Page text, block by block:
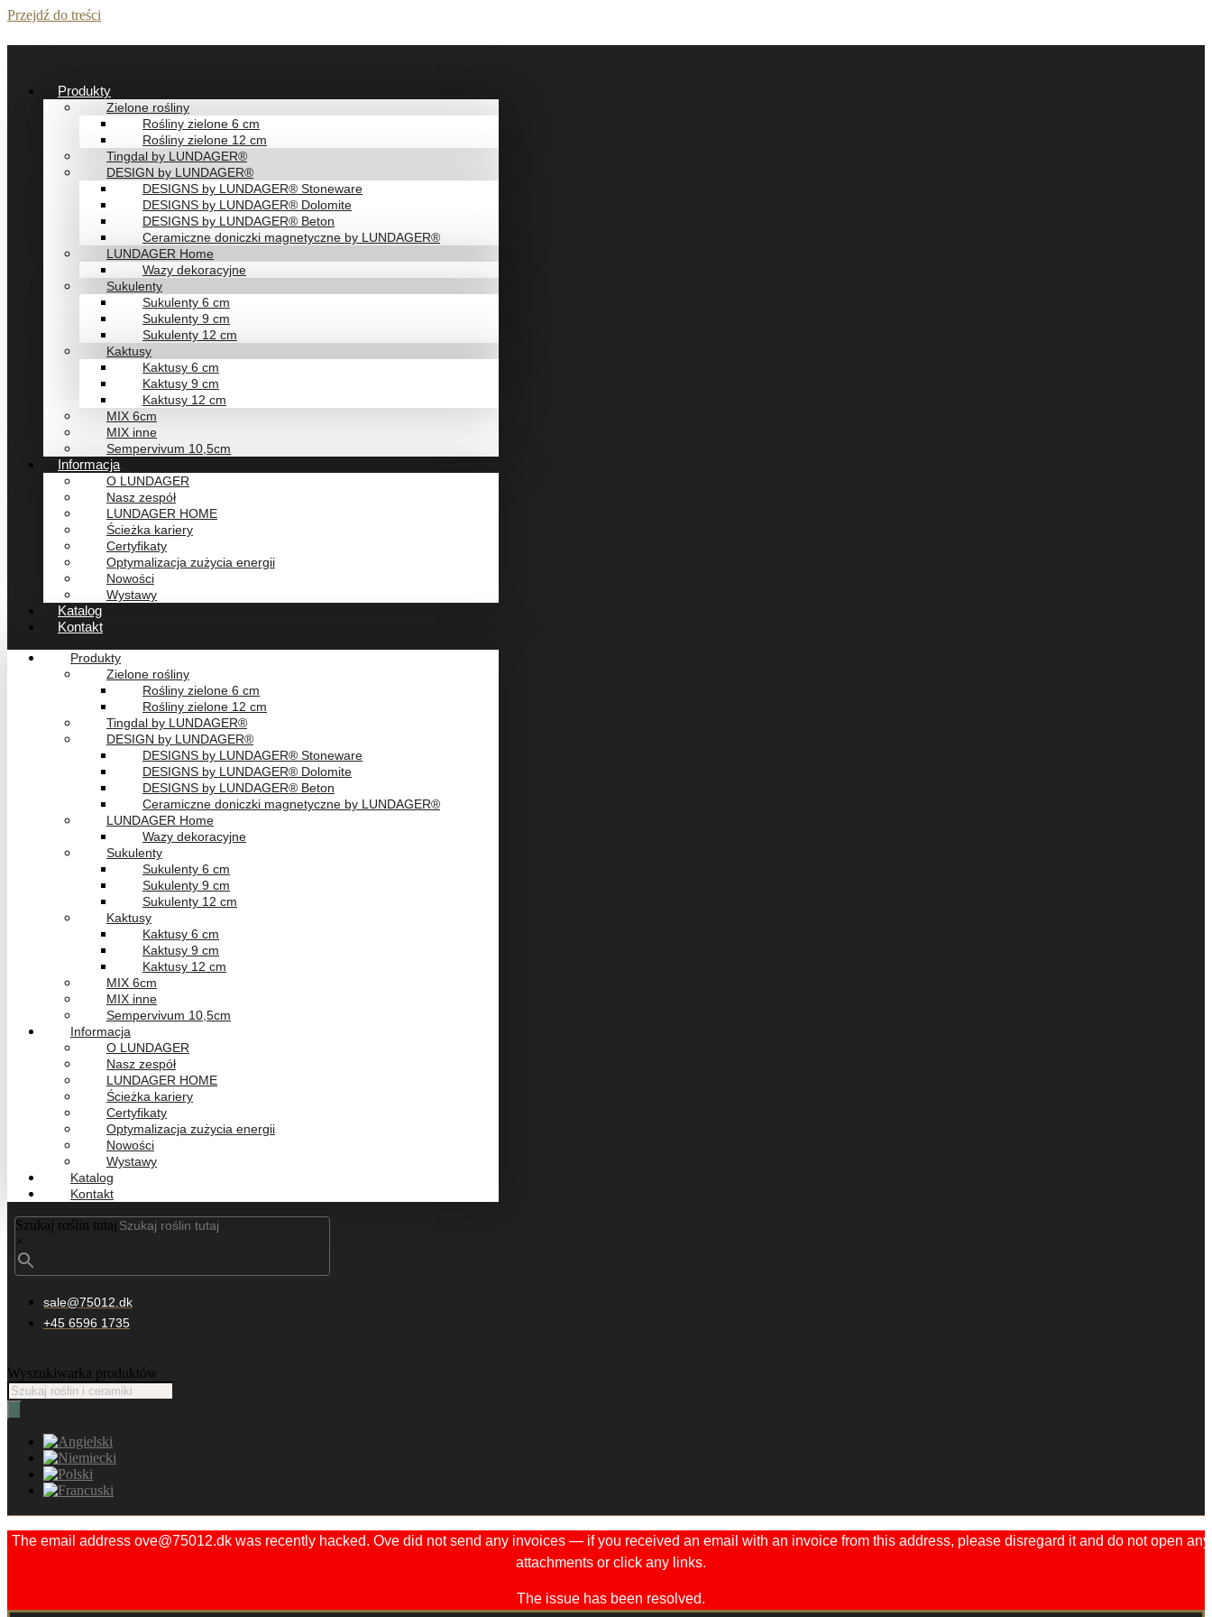
Przejdź do treści
Produkty
Zielone rośliny
Rośliny zielone 6 cm
Rośliny zielone 12 cm
Tingdal by LUNDAGER®
DESIGN by LUNDAGER®
DESIGNS by LUNDAGER® Stoneware
DESIGNS by LUNDAGER® Dolomite
DESIGNS by LUNDAGER® Beton
Ceramiczne doniczki magnetyczne by LUNDAGER®
LUNDAGER Home
Wazy dekoracyjne
Sukulenty
Sukulenty 6 cm
Sukulenty 9 cm
Sukulenty 12 cm
Kaktusy
Kaktusy 6 cm
Kaktusy 9 cm
Kaktusy 12 cm
MIX 6cm
MIX inne
Sempervivum 10,5cm
Informacja
O LUNDAGER
Nasz zespół
LUNDAGER HOME
Ścieżka kariery
Certyfikaty
Optymalizacja zużycia energii
Nowości
Wystawy
Katalog
Kontakt
Produkty
Zielone rośliny
Rośliny zielone 6 cm
Rośliny zielone 12 cm
Tingdal by LUNDAGER®
DESIGN by LUNDAGER®
DESIGNS by LUNDAGER® Stoneware
DESIGNS by LUNDAGER® Dolomite
DESIGNS by LUNDAGER® Beton
Ceramiczne doniczki magnetyczne by LUNDAGER®
LUNDAGER Home
Wazy dekoracyjne
Sukulenty
Sukulenty 6 cm
Sukulenty 9 cm
Sukulenty 12 cm
Kaktusy
Kaktusy 6 cm
Kaktusy 9 cm
Kaktusy 12 cm
MIX 6cm
MIX inne
Sempervivum 10,5cm
Informacja
O LUNDAGER
Nasz zespół
LUNDAGER HOME
Ścieżka kariery
Certyfikaty
Optymalizacja zużycia energii
Nowości
Wystawy
Katalog
Kontakt
Szukaj roślin tutaj
×
sale@75012.dk
+45 6596 1735
Wyszukiwarka produktów
The email address ove@75012.dk was recently hacked. Ove did not send any invoices — if you received an email with an invoice from this address, please disregard it and do not open any
attachments or click any links.
The issue has been resolved.